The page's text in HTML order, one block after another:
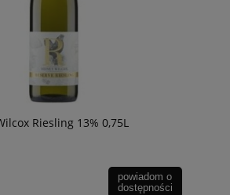
Riesling 13% 0,75L
powiadom o
dostępności